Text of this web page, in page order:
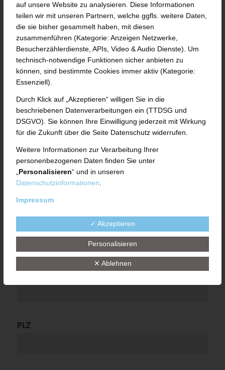
BEWERBUNGSFORMULAR
ALLROUNDER EMPFANG
SERVICE (M/W/D) IN
TEILZEIT
Bitte füllen Sie für Ihre Bewerbung das
Formular aus
Anrede
Vorname*
E-Mail*
PLZ
auf unsere Website zu analysieren. Diese Informationen
teilen wir mit unseren Partnern, welche ggfls. weitere Daten,
die sie bisher gesammelt haben, mit diesen
zusammenführen (Kategorie: Anzeigen Netzwerke,
Besucherzählerdienste, APIs, Video & Audio Dienste). Um
technisch-notwendige Funktionen sicher anbieten zu
können, sind bestimmte Cookies immer aktiv (Kategorie:
Essenziell).
Durch Klick auf „Akzeptieren“ willigen Sie in die
beschriebenen Datenverarbeitungen ein (TTDSG und
DSGVO). Sie können Ihre Einwilligung jederzeit mit Wirkung
für die Zukunft über die Seite Datenschutz widerrufen.
Weitere Informationen zur Verarbeitung Ihrer
personenbezogenen Daten finden Sie unter
„Personalisieren“ und in unseren
Datenschutzinformationen.
Impressum
✓ Akzeptieren
Personalisieren
✕ Ablehnen